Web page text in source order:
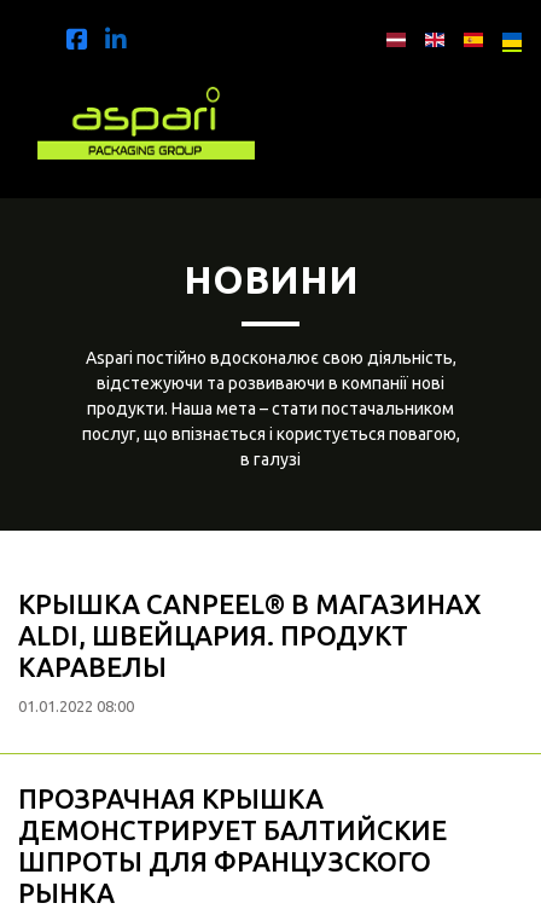
НОВИНИ
Aspari постійно вдосконалює свою діяльність,
відстежуючи та розвиваючи в компанії нові
продукти. Наша мета – стати постачальником
послуг, що впізнається і користується повагою,
в галузі
КРЫШКА CANPEEL® В МАГАЗИНАХ
ALDI, ШВЕЙЦАРИЯ. ПРОДУКТ
КАРАВЕЛЫ
01.01.2022 08:00
ПРОЗРАЧНАЯ КРЫШКА
ДЕМОНСТРИРУЕТ БАЛТИЙСКИЕ
ШПРОТЫ ДЛЯ ФРАНЦУЗСКОГО
РЫНКА